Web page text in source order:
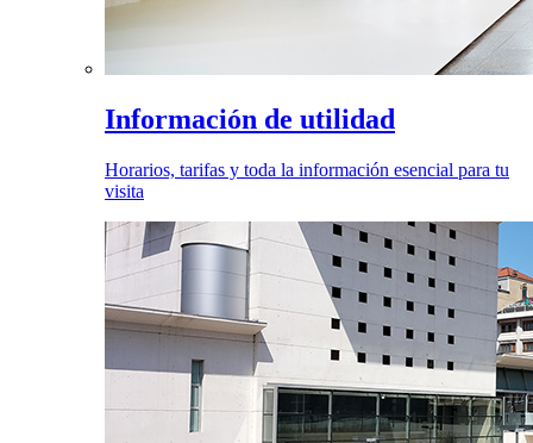
Información de utilidad
Horarios, tarifas y toda la información esencial para tu
visita